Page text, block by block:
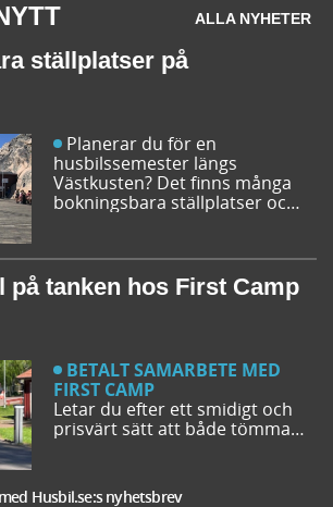
ALLA NYHETER
ställplatser på
husbilssemester längs
Västkusten? Det finns många
bokningsbara ställplatser och
campingturen. Vi ger dig några
bra förslag på ställplatser och
husbilsplatser så att du kan
på tanken hos First Camp
BETALT SAMARBETE MED
FIRST CAMP
Letar du efter ett smidigt och
prisvärt sätt att både tömma
har du möjlighet att svänga in
Husbil.se:s nyhetsbrev